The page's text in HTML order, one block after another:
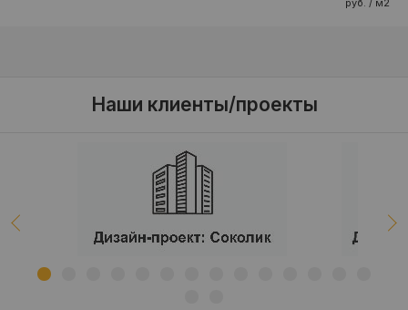
руб. / м2
Наши клиенты/проекты